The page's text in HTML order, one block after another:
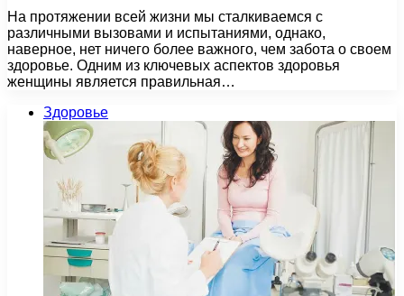
На протяжении всей жизни мы сталкиваемся с
различными вызовами и испытаниями, однако,
наверное, нет ничего более важного, чем забота о своем
здоровье. Одним из ключевых аспектов здоровья
женщины является правильная…
Здоровье